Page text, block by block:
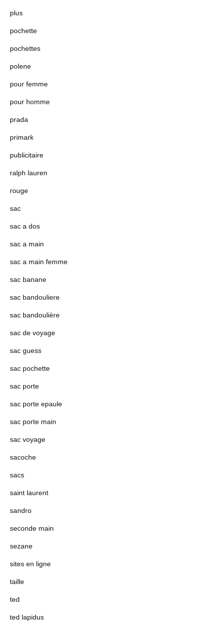
plus
pochette
pochettes
polene
pour femme
pour homme
prada
primark
publicitaire
ralph lauren
rouge
sac
sac a dos
sac a main
sac a main femme
sac banane
sac bandouliere
sac bandoulière
sac de voyage
sac guess
sac pochette
sac porte
sac porte epaule
sac porte main
sac voyage
sacoche
sacs
saint laurent
sandro
seconde main
sezane
sites en ligne
taille
ted
ted lapidus